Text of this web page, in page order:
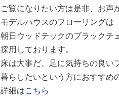
ご覧になりたい方は是非、お声
モデルハウスのフローリングは
朝日ウッドテックのブラックチ
採用しております。
床は大事だ、足に気持ちの良い
暮らしたいという方におすすめ
詳細はこちら